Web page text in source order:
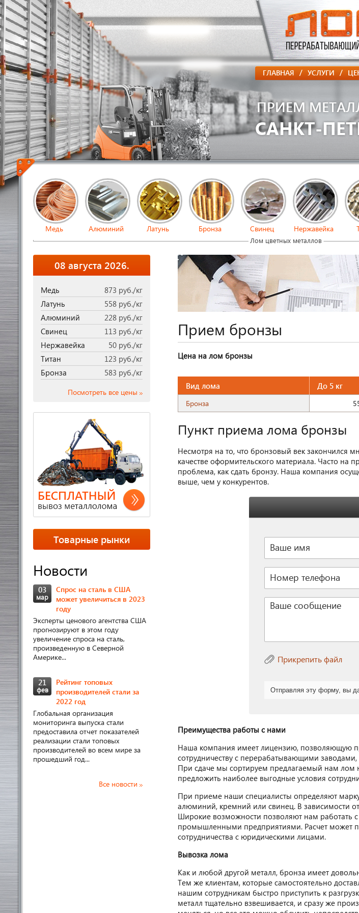
ГЛАВНАЯ / УСЛУГИ /
ПРИЕМ
САНКТ-
Медь Алюминий Латунь Бронза Свинец Нержавейка
Лом цветных металлов
08 августа 2026.
Медь
873 руб./кг
Латунь
558 руб./кг
Алюминий
228 руб./кг
Свинец
113 руб./кг
Нержавейка
50 руб./кг
Титан
123 руб./кг
Бронза
583 руб./кг
Посмотреть все цены
Товарные рынки
Новости
03
мар
Спрос на сталь в США
может увеличиться в 2023
году
Эксперты ценового агентства США
прогнозируют в этом году
увеличение спроса на сталь,
произведенную в Северной
Америке...
21
фев
Рейтинг топовых
производителей стали за
2022 год
Глобальная организация
мониторинга выпуска стали
предоставила отчет показателей
реализации стали топовых
производителей во всем мире за
прошедший год...
Все новости
Прием бронзы
Цена на лом бронзы
Вид лома До 5 кг
Бронза
Пункт приема лома бронзы
Несмотря на то, что бронзовый век закончился
качестве оформительского материала. Часто на
проблема, как сдать бронзу. Наша компания
выше, чем у конкурентов.
Прикрепить файл
Отправляя эту форму, вы
Преимущества работы с нами
Наша компания имеет лицензию, позволяющую
сотрудничеству с перерабатывающими
При сдаче мы сортируем предлагаемый нам лом
предложить наиболее выгодные условия
При приеме наши специалисты определяют
алюминий, кремний или свинец. В зависимости
Широкие возможности позволяют нам работать
промышленными предприятиями. Расчет может
сотрудничества с юридическими лицами.
Вывозка лома
Как и любой другой металл, бронза имеет
Тем же клиентам, которые самостоятельно
нашим сотрудникам быстро приступить к
металл тщательно взвешивается, и сразу же